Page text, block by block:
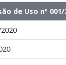
de Uso nº 001/